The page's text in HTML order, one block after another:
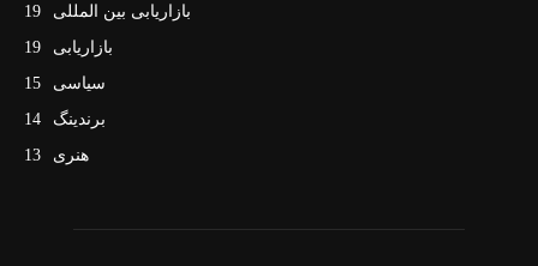
بازاریابی بین المللی
19
بازاریابی
19
سیاسی
15
برندینگ
14
هنری
13